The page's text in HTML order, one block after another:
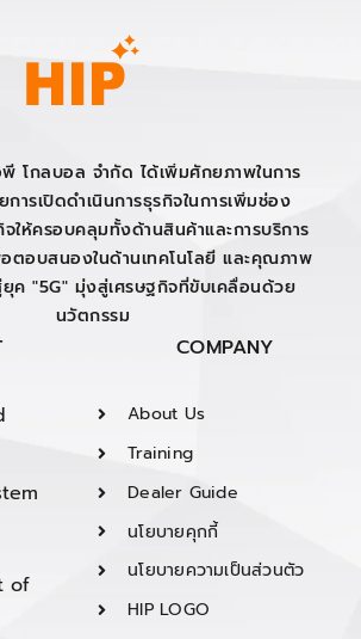
พี โกลบอล จำกัด ได้เพิ่มศักยภาพในการ
ารเปิดดำเนินการธุรกิจในการเพิ่มช่อง
ให้ครอบคลุมทั้งด้านสินค้าและการบริการ
ตอบสนองในด้านเทคโนโลยี และคุณภาพ
ยุค "5G" มุ่งสู่เศรษฐกิจที่ขับเคลื่อนด้วย
นวัตกรรม
of
COMPANY
About Us
Training
Dealer Guide
นโยบายคุกกี้
นโยบายความเป็นส่วนตัว
HIP LOGO